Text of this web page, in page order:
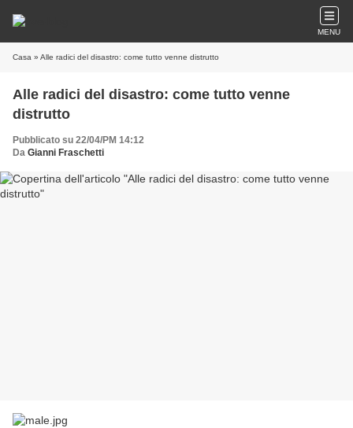
MENU
Casa » Alle radici del disastro: come tutto venne distrutto
Alle radici del disastro: come tutto venne
distrutto
Pubblicato su 22/04/PM 14:12
Da Gianni Fraschetti